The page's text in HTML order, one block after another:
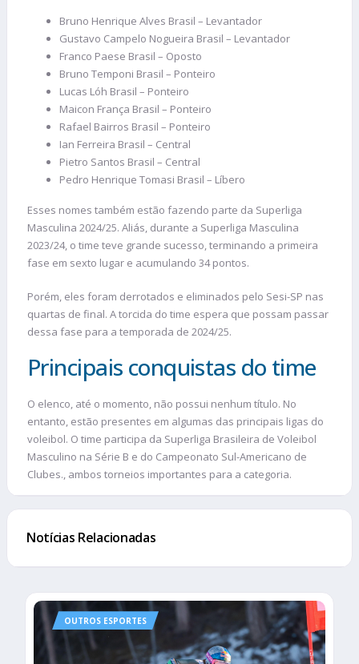
Bruno Henrique Alves Brasil – Levantador
Gustavo Campelo Nogueira Brasil – Levantador
Franco Paese Brasil – Oposto
Bruno Temponi Brasil – Ponteiro
Lucas Lóh Brasil – Ponteiro
Maicon França Brasil – Ponteiro
Rafael Bairros Brasil – Ponteiro
Ian Ferreira Brasil – Central
Pietro Santos Brasil – Central
Pedro Henrique Tomasi Brasil – Líbero
Esses nomes também estão fazendo parte da Superliga
Masculina 2024/25. Aliás, durante a Superliga Masculina
2023/24, o time teve grande sucesso, terminando a primeira
fase em sexto lugar e acumulando 34 pontos.
Porém, eles foram derrotados e eliminados pelo Sesi-SP nas
quartas de final. A torcida do time espera que possam passar
dessa fase para a temporada de 2024/25.
Principais conquistas do time
O elenco, até o momento, não possui nenhum título. No
entanto, estão presentes em algumas das principais ligas do
voleibol. O time participa da Superliga Brasileira de Voleibol
Masculino na Série B e do Campeonato Sul-Americano de
Clubes., ambos torneios importantes para a categoria.
Notícias Relacionadas
OUTROS ESPORTES